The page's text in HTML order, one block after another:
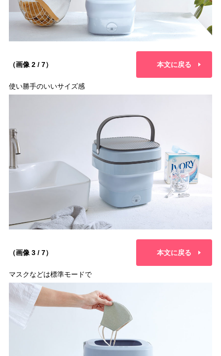
（画像 2 / 7） 本文に戻る
使い勝手のいいサイズ感
（画像 3 / 7） 本文に戻る
マスクなどは標準モードで